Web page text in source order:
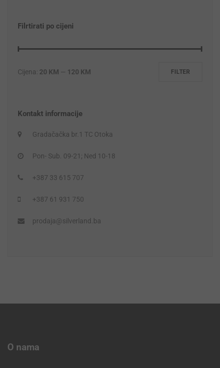
Filrtirati po cijeni
FILTER
Cijena: 20 KM — 120 KM
Kontakt informacije
Gradačačka br.1 TC Otoka
Pon- Sub. 09-21; Ned 10-18
+387 33 615 707
+387 61 931 750
prodaja@silverland.ba
O nama